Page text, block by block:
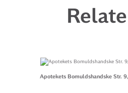
Apotekets Bomuldshandske Str.